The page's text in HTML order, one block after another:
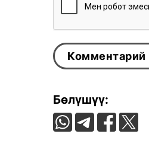
Бөлүшүү: